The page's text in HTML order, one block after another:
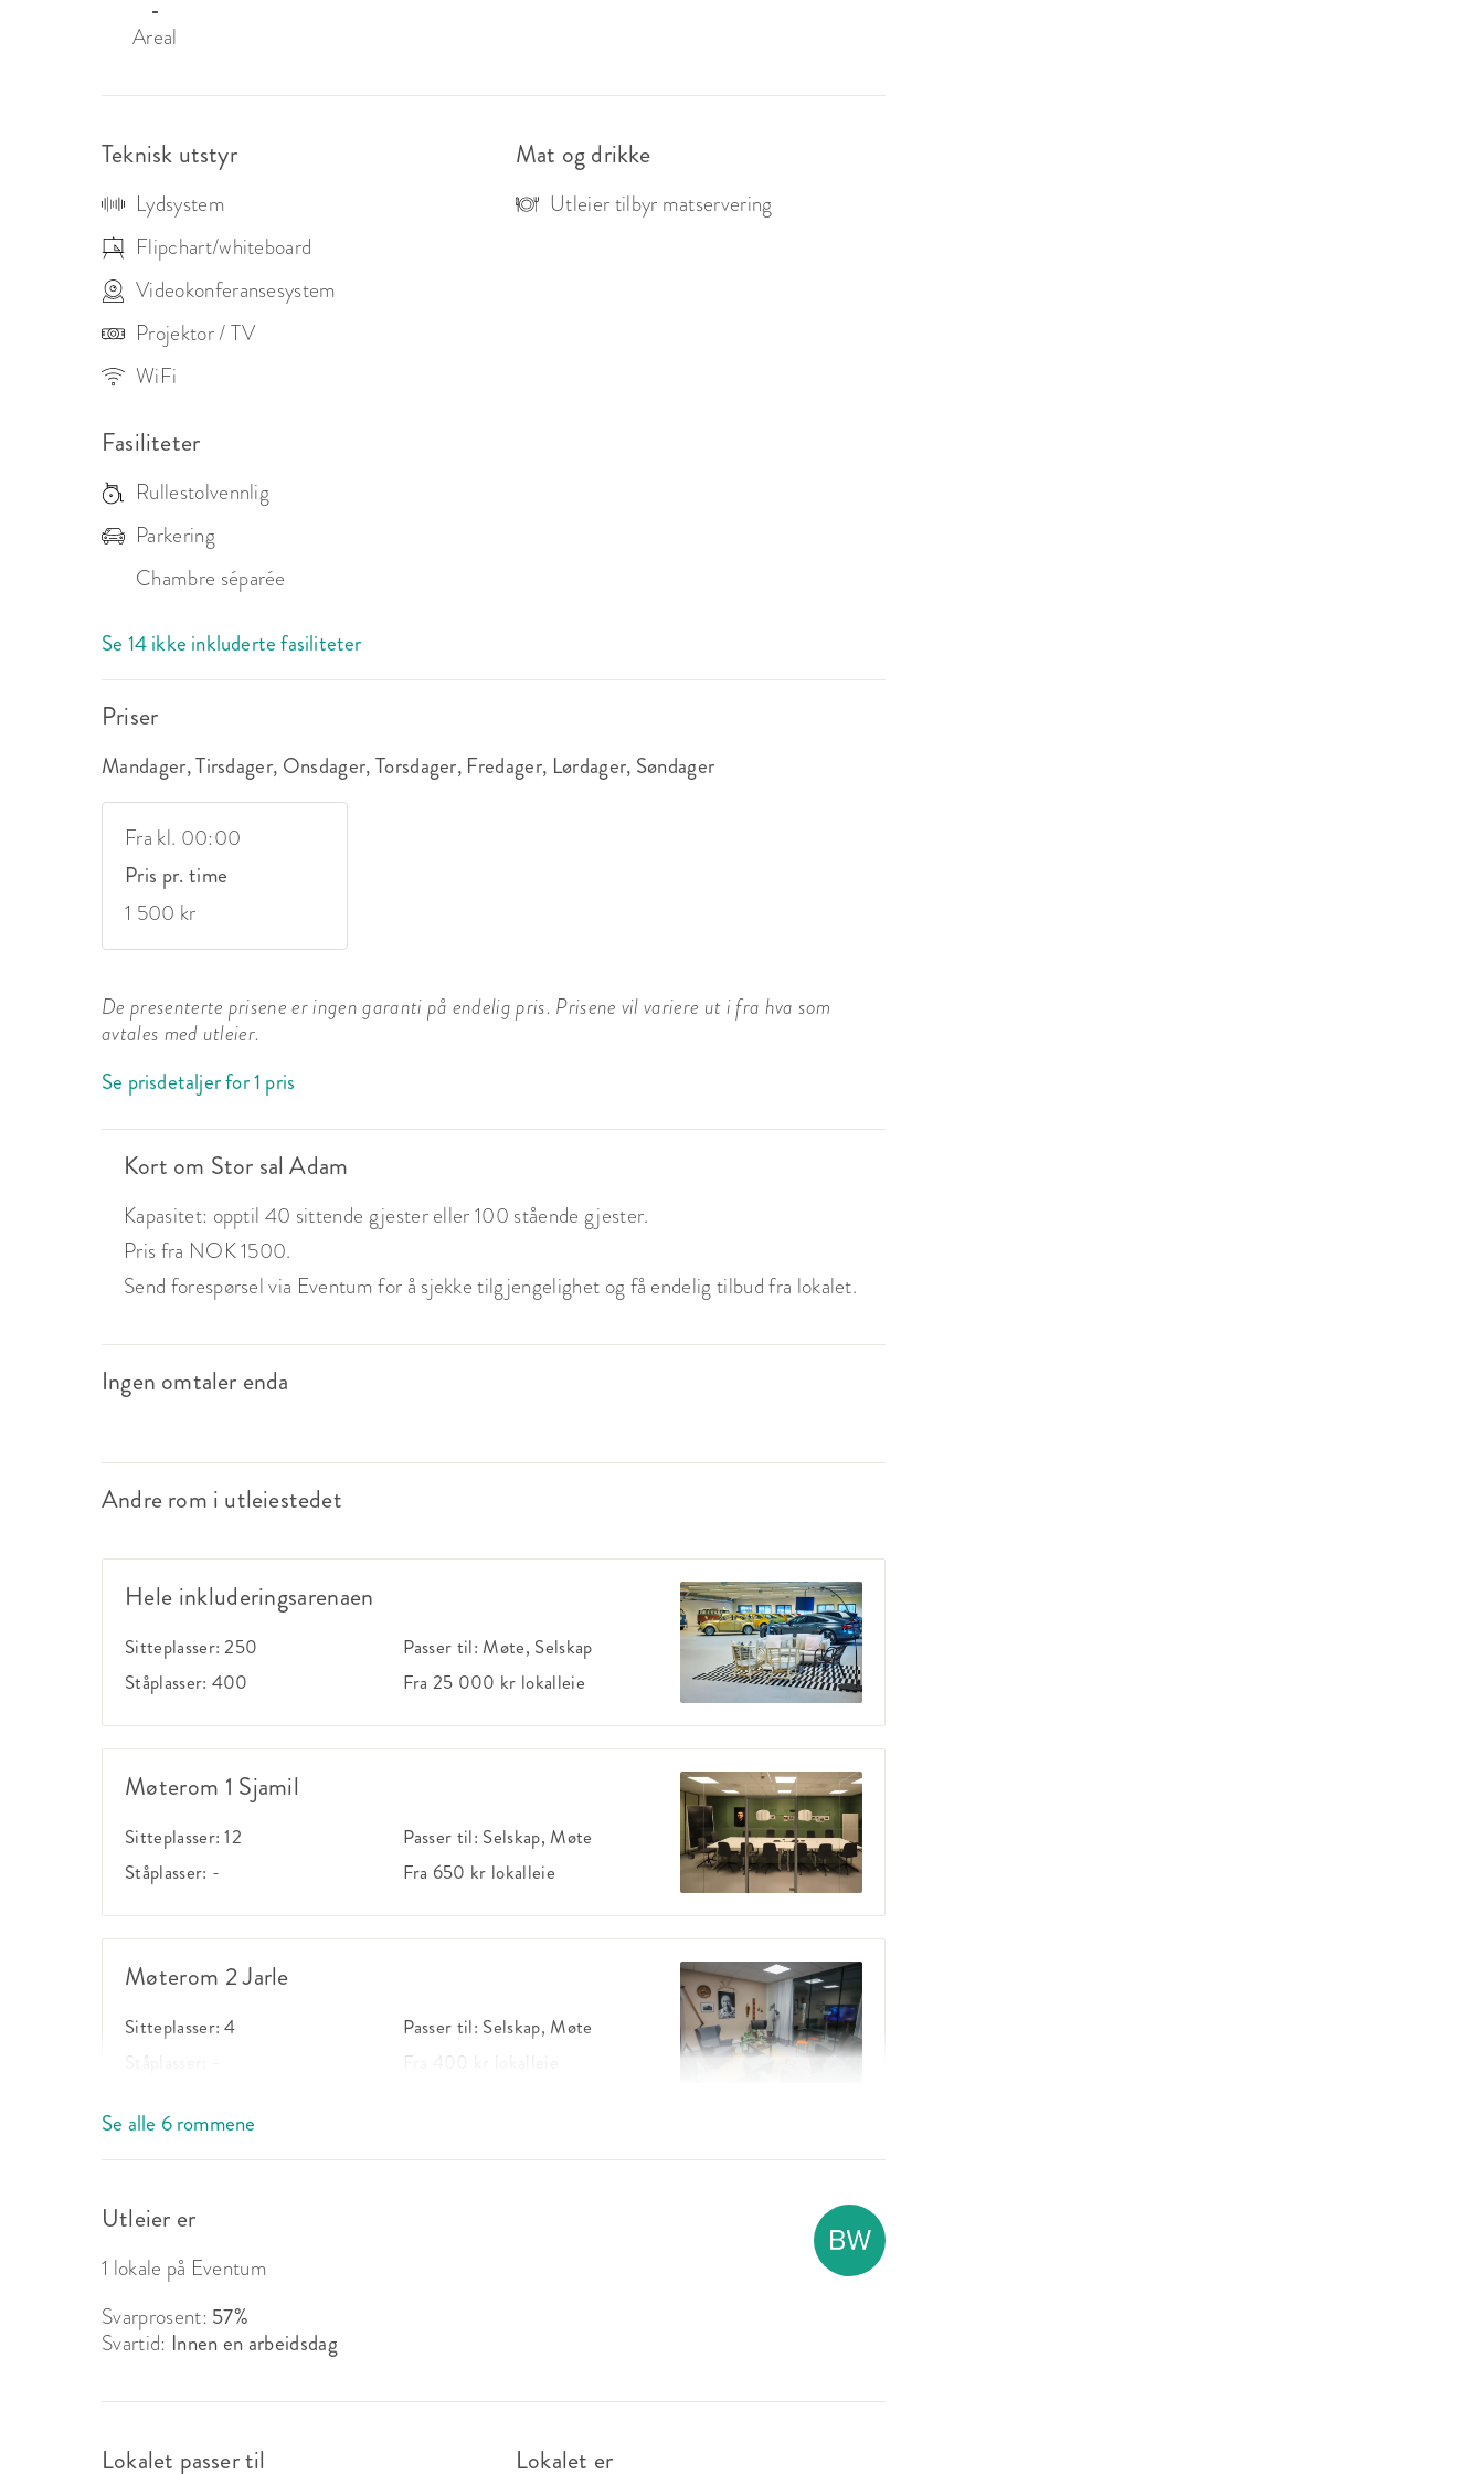
-
Areal
Teknisk utstyr
Lydsystem
Flipchart/whiteboard
Videokonferansesystem
Projektor / TV
WiFi
Mat og drikke
Utleier tilbyr matservering
Fasiliteter
Rullestolvennlig
Parkering
Chambre séparée
Se 14 ikke inkluderte fasiliteter
Priser
Mandager, Tirsdager, Onsdager, Torsdager, Fredager, Lørdager, Søndager
Fra kl. 00:00
Pris pr. time
1 500 kr
De presenterte prisene er ingen garanti på endelig pris. Prisene vil variere ut i fra hva som
avtales med utleier.
Se prisdetaljer for 1 pris
Kort om Stor sal Adam
Kapasitet: opptil 40 sittende gjester eller 100 stående gjester.
Pris fra NOK 1500.
Send forespørsel via Eventum for å sjekke tilgjengelighet og få endelig tilbud fra lokalet.
Ingen omtaler enda
Andre rom i utleiestedet
Hele inkluderingsarenaen
Sitteplasser:250
Ståplasser: 400
Passer til: Møte, Selskap
Fra 25 000 kr lokalleie
Møterom 1 Sjamil
Sitteplasser:12
Ståplasser: -
Passer til: Selskap, Møte
Fra 650 kr lokalleie
Møterom 2 Jarle
Sitteplasser:4
Ståplasser:
Passer til: Selskap, Møte
Fra 400 kr
Møterom 3 Ali
Sitteplasser:
Møterom 4 Anders
Sitteplasser:4
Passer til:Selskap, Møte
Se alle 6 rommene
Utleier er
1 lokale på Eventum
Svarprosent: 57%
Svartid: Innen en arbeidsdag
Lokalet passer til Lokalet er